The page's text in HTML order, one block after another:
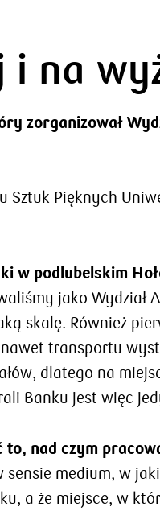
i na
zorganizował
Sztuk Pięknych
w podlubelskim
jako Wydział
skalę. Również
transportu
dlatego na
Banku jest więc
to, nad czym
sensie medium, w
a że miejsce, w